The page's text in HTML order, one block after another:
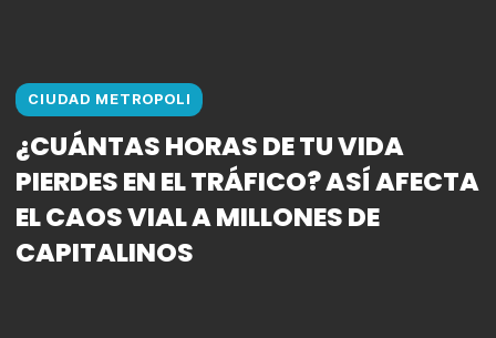
CIUDAD METROPOLI
¿CUÁNTAS HORAS DE TU VIDA
PIERDES EN EL TRÁFICO? ASÍ AFECTA
EL CAOS VIAL A MILLONES DE
CAPITALINOS